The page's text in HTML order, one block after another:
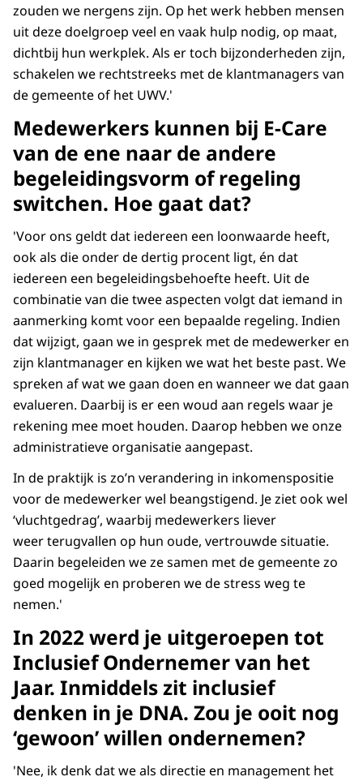
zouden we nergens zijn. Op het werk hebben mensen
uit deze doelgroep veel en vaak hulp nodig, op maat,
dichtbij hun werkplek. Als er toch bijzonderheden zijn,
schakelen we rechtstreeks met de klantmanagers van
de gemeente of het UWV.'
Medewerkers kunnen bij E-Care
van de ene naar de andere
begeleidingsvorm of regeling
switchen. Hoe gaat dat?
'Voor ons geldt dat iedereen een loonwaarde heeft,
ook als die onder de dertig procent ligt, én dat
iedereen een begeleidingsbehoefte heeft. Uit de
combinatie van die twee aspecten volgt dat iemand in
aanmerking komt voor een bepaalde regeling. Indien
dat wijzigt, gaan we in gesprek met de medewerker en
zijn klantmanager en kijken we wat het beste past. We
spreken af wat we gaan doen en wanneer we dat gaan
evalueren. Daarbij is er een woud aan regels waar je
rekening mee moet houden. Daarop hebben we onze
administratieve organisatie aangepast.
In de praktijk is zo’n verandering in inkomenspositie
voor de medewerker wel beangstigend. Je ziet ook wel
‘vluchtgedrag’, waarbij medewerkers liever
weer terugvallen op hun oude, vertrouwde situatie.
Daarin begeleiden we ze samen met de gemeente zo
goed mogelijk en proberen we de stress weg te
nemen.'
In 2022 werd je uitgeroepen tot
Inclusief Ondernemer van het
Jaar. Inmiddels zit inclusief
denken in je DNA. Zou je ooit nog
‘gewoon’ willen ondernemen?
'Nee, ik denk dat we als directie en management het